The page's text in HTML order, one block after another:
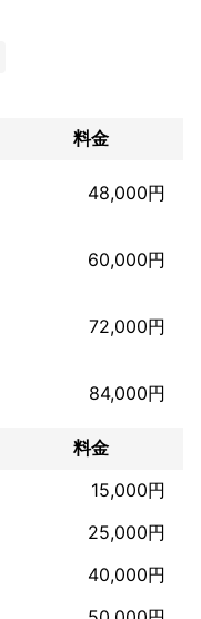
す。
真や動画を必要として
に努力してまいりま
善のプレゼンをさせて
ただければと思いま
イクの手配なども高い
ております。
関しましては撮影費やヘ
をご提示させていただ
ってまいります。
ありません。
ります。
。
掲載させていただきま
料金
48,000円
60,000円
72,000円
84,000円
料金
15,000円
25,000円
40,000円